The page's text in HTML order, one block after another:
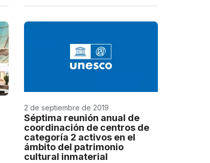
2 de septiembre de 2019
Séptima reunión anual de
coordinación de centros de
categoría 2 activos en el
ámbito del patrimonio
cultural inmaterial